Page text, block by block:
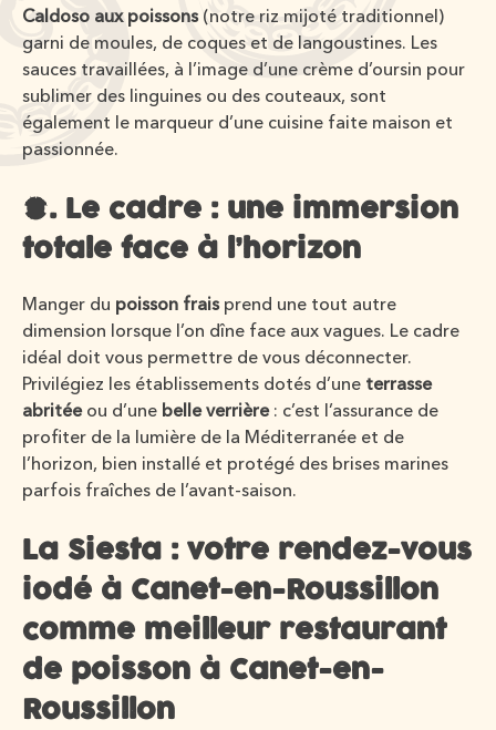
Caldoso aux poissons(notre riz mijoté traditionnel)
garni de moules, de coques et de langoustines. Les
sauces travaillées, à l’image d’une crème d’oursin pour
sublimer des linguines ou des couteaux, sont
également le marqueur d’une cuisine faite maison et
passionnée.
3. Le cadre : une immersion
totale face à l’horizon
Manger du poisson fraisprend une tout autre
dimension lorsque l’on dîne face aux vagues. Le cadre
idéal doit vous permettre de vous déconnecter.
Privilégiez les établissements dotés d’une terrasse
abritéeou d’une belle verrière: c’est l’assurance de
profiter de la lumière de la Méditerranée et de
l’horizon, bien installé et protégé des brises marines
parfois fraîches de l’avant-saison.
La Siesta : votre rendez-vous
iodé à Canet-en-Roussillon
comme meilleur restaurant
de poisson à Canet-en-
Roussillon